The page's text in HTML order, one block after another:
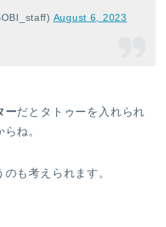
August 6, 2023
ーだとタトゥーを入れられ
ね。
のも考えられます。